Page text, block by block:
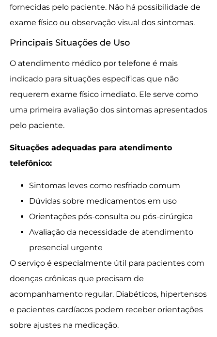
fornecidas pelo paciente. Não há possibilidade de
exame físico ou observação visual dos sintomas.
Principais Situações de Uso
O atendimento médico por telefone é mais
indicado para situações específicas que não
requerem exame físico imediato. Ele serve como
uma primeira avaliação dos sintomas apresentados
pelo paciente.
Situações adequadas para atendimento
telefônico:
Sintomas leves como resfriado comum
Dúvidas sobre medicamentos em uso
Orientações pós-consulta ou pós-cirúrgica
Avaliação da necessidade de atendimento
presencial urgente
O serviço é especialmente útil para pacientes com
doenças crônicas que precisam de
acompanhamento regular. Diabéticos, hipertensos
e pacientes cardíacos podem receber orientações
sobre ajustes na medicação.